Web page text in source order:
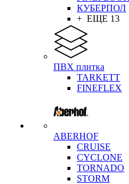
КУБЕРПОЛ
+ ЕЩЕ 13
ПВХ плитка
TARKETT
FINEFLEX
ABERHOF
CRUISE
CYCLONE
TORNADO
STORM